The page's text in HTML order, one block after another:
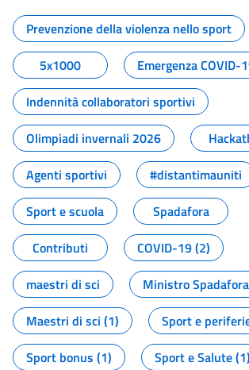
Tutti i contenuti della
Prevenzione della violenza nello sport
5x1000
Emergenza COVID-
Indennità collaboratori sportivi
Olimpiadi invernali 2026
Agenti sportivi
#distantimauniti
Sport e scuola
Spadafora
Contributi
COVID-19 (2)
maestri di sci
Ministro Spadafora
Maestri di sci (1)
Sport e
Sport bonus (1)
Sport e Salute (1)